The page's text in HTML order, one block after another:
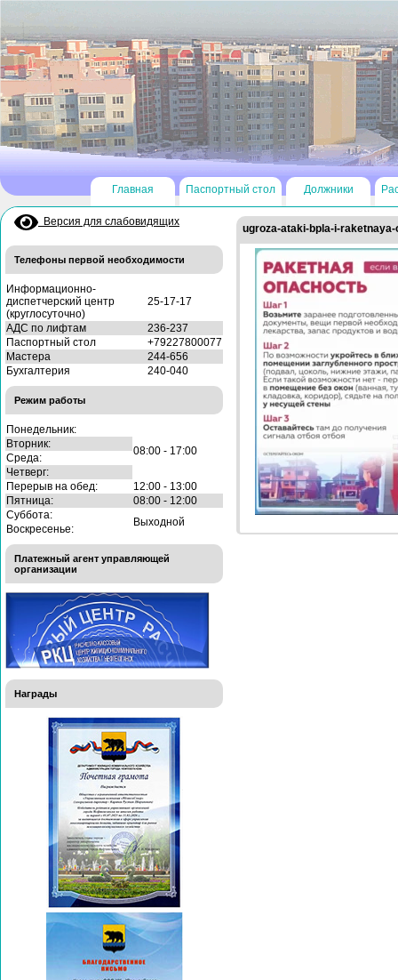
Главная Паспортный стол Должники
Версия для слабовидящих
Телефоны первой необходимости
Информационно-
диспетчерский центр
(круглосуточно)
25-17-17
АДС по лифтам
236-237
Паспортный стол
+79227800077
Мастера
244-656
Бухгалтерия
240-040
Режим работы
Понедельник:
08:00 - 17:00
Вторник:
Среда:
Четверг:
Перерыв на обед:
12:00 - 13:00
Пятница:
08:00 - 12:00
Суббота:
Выходной
Воскресенье:
Платежный агент управляющей
организации
Награды
ugroza-ataki-bpla-i-